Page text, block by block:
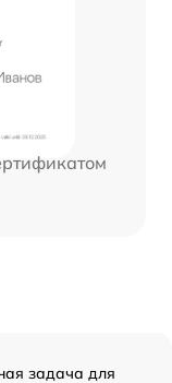
задача для